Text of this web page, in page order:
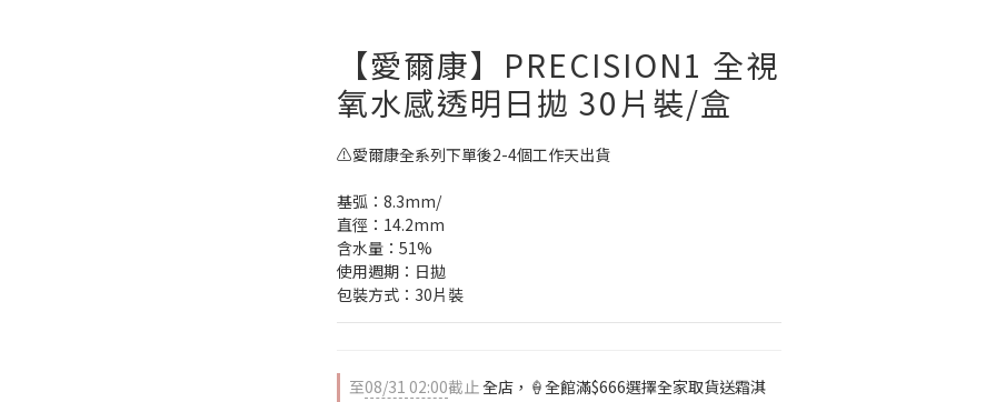
【愛爾康】PRECISION1 全視
氧水感透明日拋 30片裝/盒
⚠️愛爾康全系列下單後2-4個工作天出貨
基弧：8.3mm/
直徑：14.2mm
含水量：51%
使用週期：日拋
包裝方式：30片裝
至08/31 02:00截止全店，🍦全館滿$666選擇全家取貨送霜淇